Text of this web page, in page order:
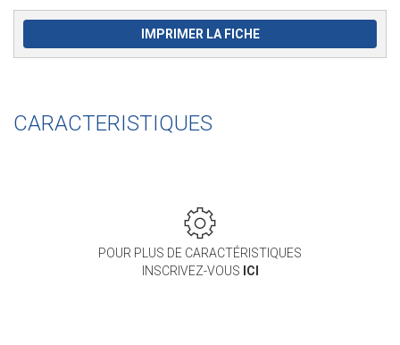
IMPRIMER LA FICHE
CARACTERISTIQUES
POUR PLUS DE CARACTÉRISTIQUES
INSCRIVEZ-VOUS ICI